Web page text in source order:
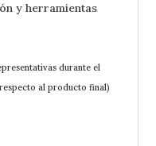
y herramientas
durante el
al producto final)